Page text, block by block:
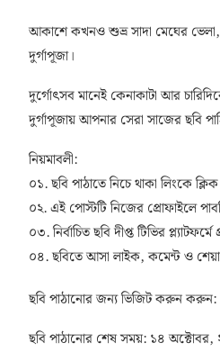
আকাশে কখনও শুভ্র সাদা মেঘের
দুর্গাপূজা।
দুর্গোৎসব মানেই কেনাকাটা আর
দুর্গাপূজায় আপনার সেরা সাজের ছবি
নিয়মাবলী:
০১. ছবি পাঠাতে নিচে থাকা লিংকে
০২. এই পোস্টটি নিজের প্রোফাইলে
০৩. নির্বাচিত ছবি দীপ্ত টিভির
০৪. ছবিতে আসা লাইক, কমেন্ট ও
ছবি পাঠানোর জন্য ভিজিট করুন করুন:
ছবি পাঠানোর শেষ সময়: ১৪ অক্টোবর,